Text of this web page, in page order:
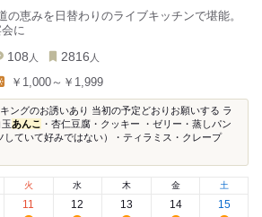
の恵みを日替わりのライブキッチンで堪能。
に
108 人 2816 人
￥1,000～￥1,999
ングのお誘いあり 当初の予定どおりお願いする ラ
あんこ ・杏仁豆腐・クッキー ・ゼリー・蒸しパン
していて好みではない）・ティラミス・クレープ
火
11
水
12
木
13
金
14
土
15